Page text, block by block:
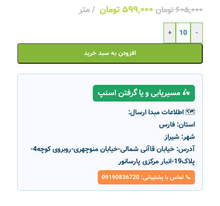
۶۰۵,۰۰۰تومان ۵۹۹,۰۰۰تومان متر
-
+
افزودن به سبد خرید
🛵 مسیریابی و یا گرفتن اسنپ
🗺️ اطلاعات مبدا ارسال:
استان: فارس
شهر: شیراز
آدرس:
خیابان قاآنی شمالی-خیابان منوچهری-روبروی کوچه4-
پلاک19-انبار مرکزی پارسانور
📞 تماس با پشتیبانی: 09190836720